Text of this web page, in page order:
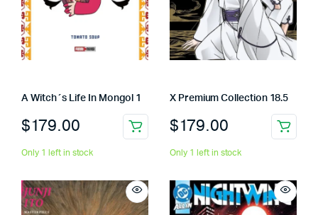
A Witch´s Life In Mongol 1
$179.00
Only 1 left in stock
X Premium Collection 18.5
$179.00
Only 1 left in stock